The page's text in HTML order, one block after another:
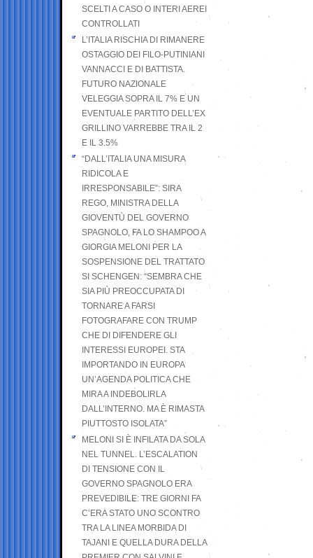
SCELTI A CASO O INTERI AEREI
CONTROLLATI
L’ITALIA RISCHIA DI RIMANERE
OSTAGGIO DEI FILO-PUTINIANI
VANNACCI E DI BATTISTA.
FUTURO NAZIONALE
VELEGGIA SOPRA IL 7% E UN
EVENTUALE PARTITO DELL’EX
GRILLINO VARREBBE TRA IL 2
E IL 3.5%
“DALL’ITALIA UNA MISURA
RIDICOLA E
IRRESPONSABILE”: SIRA
REGO, MINISTRA DELLA
GIOVENTÙ DEL GOVERNO
SPAGNOLO, FA LO SHAMPOO A
GIORGIA MELONI PER LA
SOSPENSIONE DEL TRATTATO
SI SCHENGEN: “SEMBRA CHE
SIA PIÙ PREOCCUPATA DI
TORNARE A FARSI
FOTOGRAFARE CON TRUMP
CHE DI DIFENDERE GLI
INTERESSI EUROPEI. STA
IMPORTANDO IN EUROPA
UN’AGENDA POLITICA CHE
MIRA A INDEBOLIRLA
DALL’INTERNO. MA È RIMASTA
PIUTTOSTO ISOLATA”
MELONI SI È INFILATA DA SOLA
NEL TUNNEL. L’ESCALATION
DI TENSIONE CON IL
GOVERNO SPAGNOLO ERA
PREVEDIBILE: TRE GIORNI FA
C’ERA STATO UNO SCONTRO
TRA LA LINEA MORBIDA DI
TAJANI E QUELLA DURA DELLA